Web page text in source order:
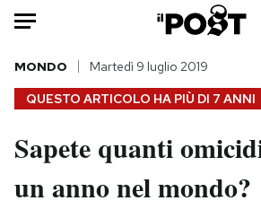
Auto
HOME
Italia
Politica
Moda
QUESTO ARTICOLO HA PIÙ DI 7 ANNI
MONDO Martedì 9 luglio 2019
Sapete quanti
un anno nel mondo?